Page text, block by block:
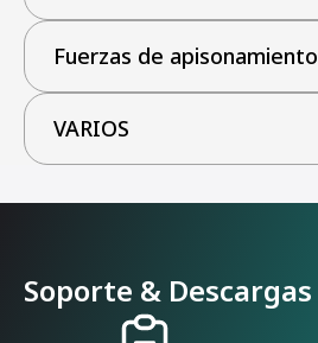
Fuerzas de apisonamiento
VARIOS
Soporte & Descargas